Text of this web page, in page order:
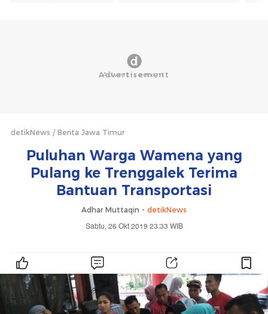
detikNews Berita Jawa Timur
Puluhan Warga Wamena yang
Pulang ke Trenggalek Terima
Bantuan Transportasi
Adhar Muttaqin - detikNews
Sabtu, 26 Okt 2019 23:33 WIB